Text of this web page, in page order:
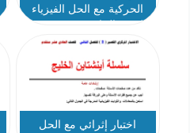
الحركية مع الحل الفيزياء
اختبار إثرائي مع الحل